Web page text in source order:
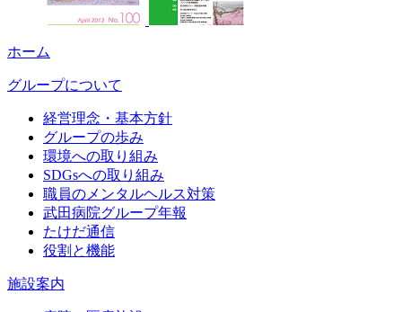
ホーム
グループについて
経営理念・基本方針
グループの歩み
環境への取り組み
SDGsへの取り組み
職員のメンタルヘルス対策
武田病院グループ年報
たけだ通信
役割と機能
施設案内